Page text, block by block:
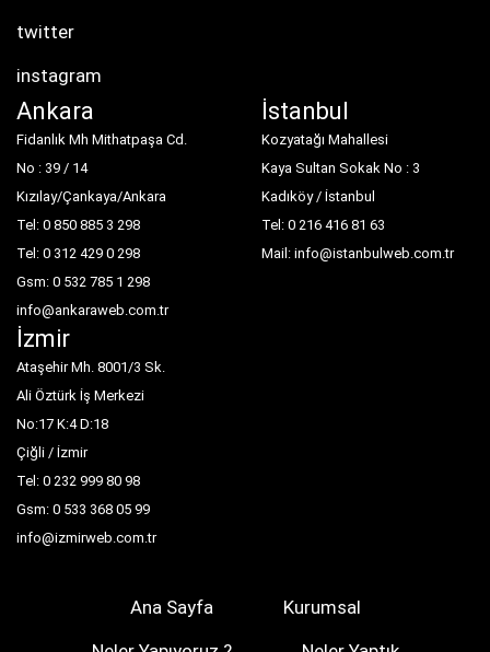
twitter
instagram
Ankara
Fidanlık Mh Mithatpaşa Cd.
No : 39 / 14
Kızılay/Çankaya/Ankara
Tel: 0 850 885 3 298
Tel: 0 312 429 0 298
Gsm: 0 532 785 1 298
info@ankaraweb.com.tr
İstanbul
Kozyatağı Mahallesi
Kaya Sultan Sokak No : 3
Kadıköy / İstanbul
Tel: 0 216 416 81 63
Mail: info@istanbulweb.com.tr
İzmir
Ataşehir Mh. 8001/3 Sk.
Ali Öztürk İş Merkezi
No:17 K:4 D:18
Çiğli / İzmir
Tel: 0 232 999 80 98
Gsm: 0 533 368 05 99
info@izmirweb.com.tr
Ana Sayfa
Kurumsal